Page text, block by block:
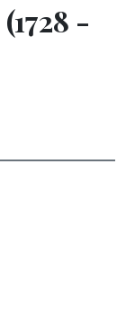
(1728 -